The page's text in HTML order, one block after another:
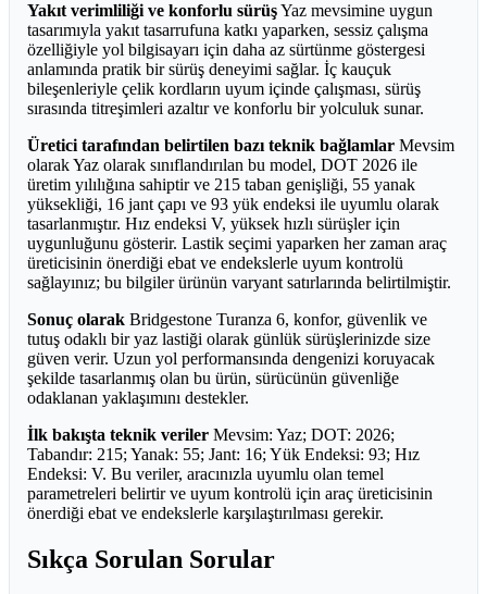
Yakıt verimliliği ve konforlu sürüşYaz mevsimine uygun
tasarımıyla yakıt tasarrufuna katkı yaparken, sessiz çalışma
özelliğiyle yol bilgisayarı için daha az sürtünme göstergesi
anlamında pratik bir sürüş deneyimi sağlar. İç kauçuk
bileşenleriyle çelik kordların uyum içinde çalışması, sürüş
sırasında titreşimleri azaltır ve konforlu bir yolculuk sunar.
Üretici tarafından belirtilen bazı teknik bağlamlar Mevsim
olarak Yaz olarak sınıflandırılan bu model, DOT 2026 ile
üretim yılılığına sahiptir ve 215 taban genişliği, 55 yanak
yüksekliği, 16 jant çapı ve 93 yük endeksi ile uyumlu olarak
tasarlanmıştır. Hız endeksi V, yüksek hızlı sürüşler için
uygunluğunu gösterir. Lastik seçimi yaparken her zaman araç
üreticisinin önerdiği ebat ve endekslerle uyum kontrolü
sağlayınız; bu bilgiler ürünün varyant satırlarında belirtilmiştir.
Sonuç olarak Bridgestone Turanza 6, konfor, güvenlik ve
tutuş odaklı bir yaz lastiği olarak günlük sürüşlerinizde size
güven verir. Uzun yol performansında dengenizi koruyacak
şekilde tasarlanmış olan bu ürün, sürücünün güvenliğe
odaklanan yaklaşımını destekler.
İlk bakışta teknik veriler Mevsim: Yaz; DOT: 2026;
Tabandır: 215; Yanak: 55; Jant: 16; Yük Endeksi: 93; Hız
Endeksi: V. Bu veriler, aracınızla uyumlu olan temel
parametreleri belirtir ve uyum kontrolü için araç üreticisinin
önerdiği ebat ve endekslerle karşılaştırılması gerekir.
Sıkça Sorulan Sorular